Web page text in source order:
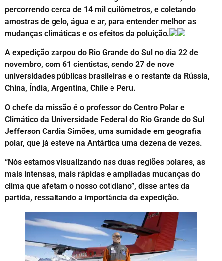
percorrendo cerca de 14 mil quilômetros, e coletando
amostras de gelo, água e ar, para entender melhor as
mudanças climáticas e os efeitos da poluição.
A expedição zarpou do Rio Grande do Sul no dia 22 de
novembro, com 61 cientistas, sendo 27 de nove
universidades públicas brasileiras e o restante da Rússia,
China, Índia, Argentina, Chile e Peru.
O chefe da missão é o professor do Centro Polar e
Climático da Universidade Federal do Rio Grande do Sul
Jefferson Cardia Simões, uma sumidade em geografia
polar, que já esteve na Antártica uma dezena de vezes.
“Nós estamos visualizando nas duas regiões polares, as
mais intensas, mais rápidas e ampliadas mudanças do
clima que afetam o nosso cotidiano”, disse antes da
partida, ressaltando a importância da expedição.